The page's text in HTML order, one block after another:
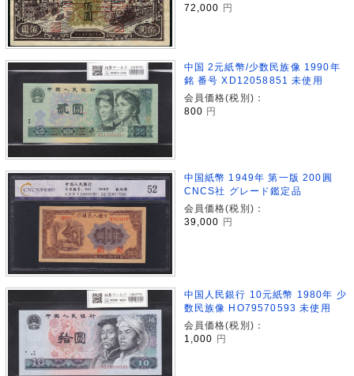
72,000 円
中国 2元紙幣/少数民族像 1990年
銘 番号 XD12058851 未使用
会員価格(税別)：
800 円
中国紙幣 1949年 第一版 200圓
CNCS社 グレード鑑定品
会員価格(税別)：
39,000 円
中国人民銀行 10元紙幣 1980年 少
数民族像 HO79570593 未使用
会員価格(税別)：
1,000
円